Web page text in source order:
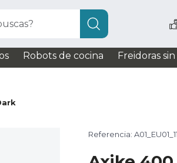
Robots de cocina Freidoras
Referencia: